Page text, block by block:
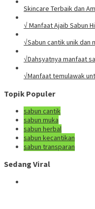
Skincare Terbaik dan
√ Manfaat Ajaib Sabun
√Sabun cantik unik dan
√Dahsyatnya manfaat
√Manfaat temulawak
Topik Populer
sabun cantik
sabun muka
sabun herbal
sabun kecantikan
sabun transparan
Sedang Viral